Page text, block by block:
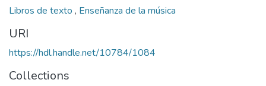
Libros de texto , Enseñanza de la música
URI
https://hdl.handle.net/10784/1084
Collections